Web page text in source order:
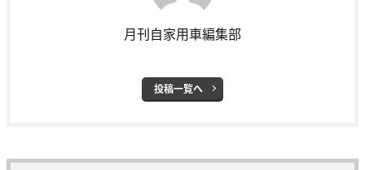
月刊自家用車編集部
投稿一覧へ